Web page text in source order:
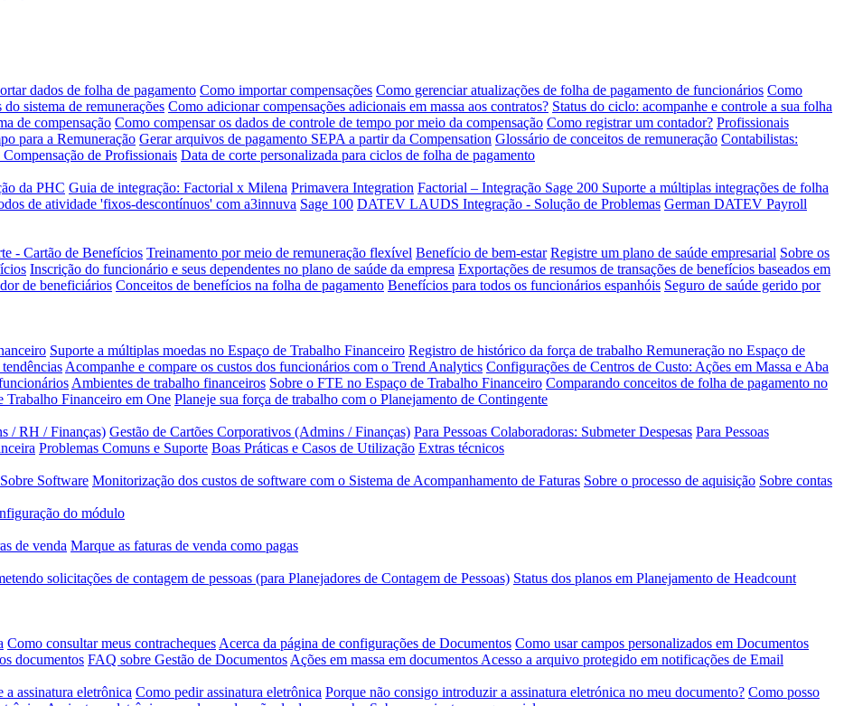
dados de folha de pagamento Como importar compensações Como gerenciar atualizações de folha de pagamento de funcionários Como
sistema de remunerações Como adicionar compensações adicionais em massa aos contratos? Status do ciclo: acompanhe e controle a sua folha
de compensação Como compensar os dados de controle de tempo por meio da compensação Como registrar um contador? Profissionais
para a Remuneração Gerar arquivos de pagamento SEPA a partir da Compensation Glossário de conceitos de remuneração Contabilistas:
de Profissionais Data de corte personalizada para ciclos de folha de pagamento
da PHC Guia de integração: Factorial x Milena Primavera Integration Factorial – Integração Sage 200 Suporte a múltiplas integrações de folha
de atividade 'fixos-descontínuos' com a3innuva Sage 100 DATEV LAUDS Integração - Solução de Problemas German DATEV Payroll
- Cartão de Benefícios Treinamento por meio de remuneração flexível Benefício de bem-estar Registre um plano de saúde empresarial Sobre os
Inscrição do funcionário e seus dependentes no plano de saúde da empresa Exportações de resumos de transações de benefícios baseados em
de beneficiários Conceitos de benefícios na folha de pagamento Benefícios para todos os funcionários espanhóis Seguro de saúde gerido por
Suporte a múltiplas moedas no Espaço de Trabalho Financeiro Registro de histórico da força de trabalho Remuneração no Espaço de
Acompanhe e compare os custos dos funcionários com o Trend Analytics Configurações de Centros de Custo: Ações em Massa e Aba
Ambientes de trabalho financeiros Sobre o FTE no Espaço de Trabalho Financeiro Comparando conceitos de folha de pagamento no
Trabalho Financeiro em One Planeje sua força de trabalho com o Planejamento de Contingente
/ RH / Finanças) Gestão de Cartões Corporativos (Admins / Finanças) Para Pessoas Colaboradoras: Submeter Despesas Para Pessoas
Problemas Comuns e Suporte Boas Práticas e Casos de Utilização Extras técnicos
Sobre Software Monitorização dos custos de software com o Sistema de Acompanhamento de Faturas Sobre o processo de aquisição Sobre contas
do módulo
de venda Marque as faturas de venda como pagas
solicitações de contagem de pessoas (para Planejadores de Contagem de Pessoas) Status dos planos em Planejamento de Headcount
Como consultar meus contracheques Acerca da página de configurações de Documentos Como usar campos personalizados em Documentos
documentos FAQ sobre Gestão de Documentos Ações em massa em documentos Acesso a arquivo protegido em notificações de Email
a assinatura eletrônica Como pedir assinatura eletrônica Porque não consigo introduzir a assinatura eletrónica no meu documento? Como posso